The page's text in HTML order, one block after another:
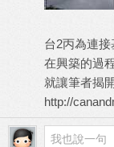
台2丙為連
在興築的過
就讓筆者揭
http://